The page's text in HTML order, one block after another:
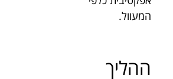
המעוול.
ההליך